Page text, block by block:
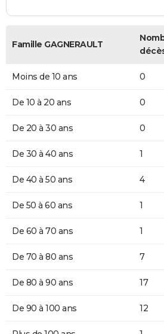
Famille GAGNERAULT
Moins de 10 ans 0
De 10 à 20 ans 0
De 20 à 30 ans 0
De 30 à 40 ans 1
De 40 à 50 ans 4
De 50 à 60 ans 1
De 60 à 70 ans 1
De 70 à 80 ans 7
De 80 à 90 ans 17
De 90 à 100 ans 12